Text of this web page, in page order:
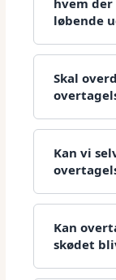
løbende
Skal
Kan vi
Kan
skødet